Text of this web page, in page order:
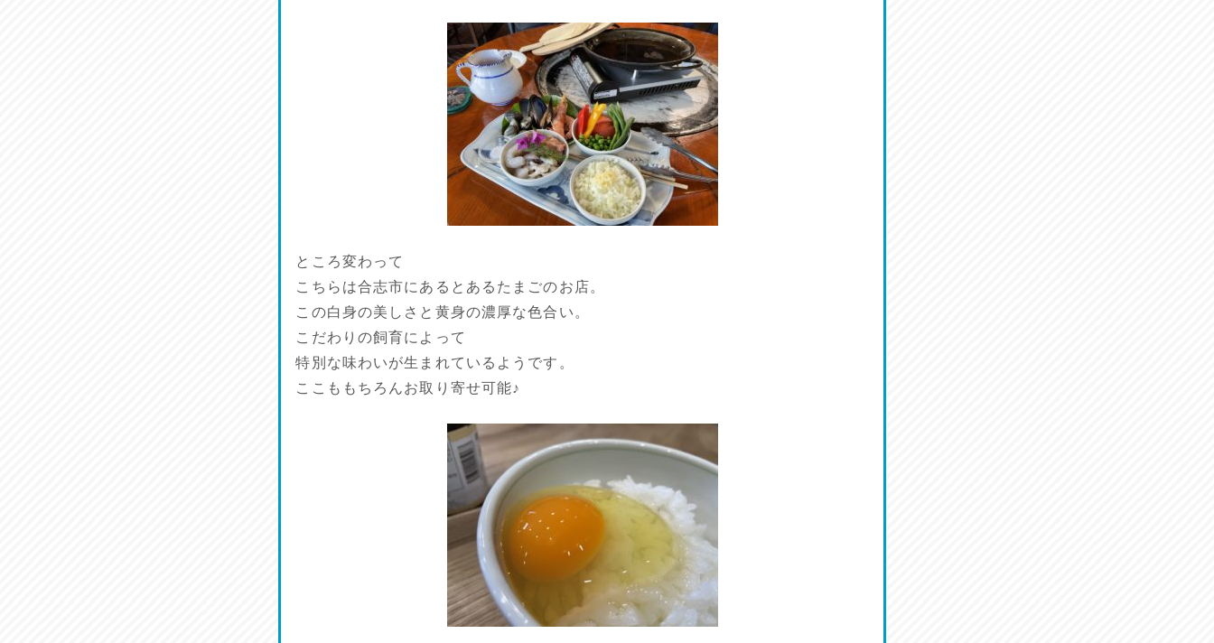
ところ変わって
こちらは合志市にあるとあるたまごのお店。
この白身の美しさと黄身の濃厚な色合い。
こだわりの飼育によって
特別な味わいが生まれているようです。
ここももちろんお取り寄せ可能♪